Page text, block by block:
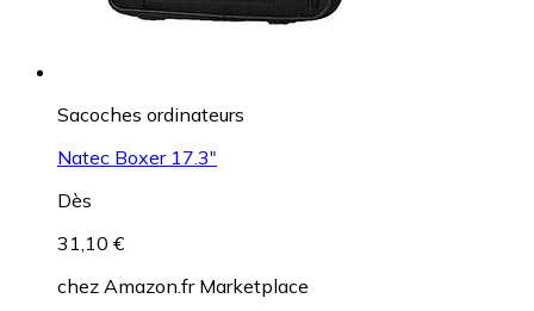
Sacoches ordinateurs
Natec Boxer 17.3"
Dès
31,10 €
chez Amazon.fr Marketplace